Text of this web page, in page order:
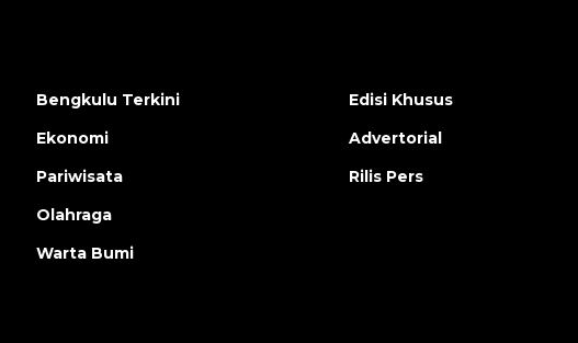
Bengkulu Terkini
Ekonomi
Pariwisata
Olahraga
Warta Bumi
Edisi Khusus
Advertorial
Rilis Pers